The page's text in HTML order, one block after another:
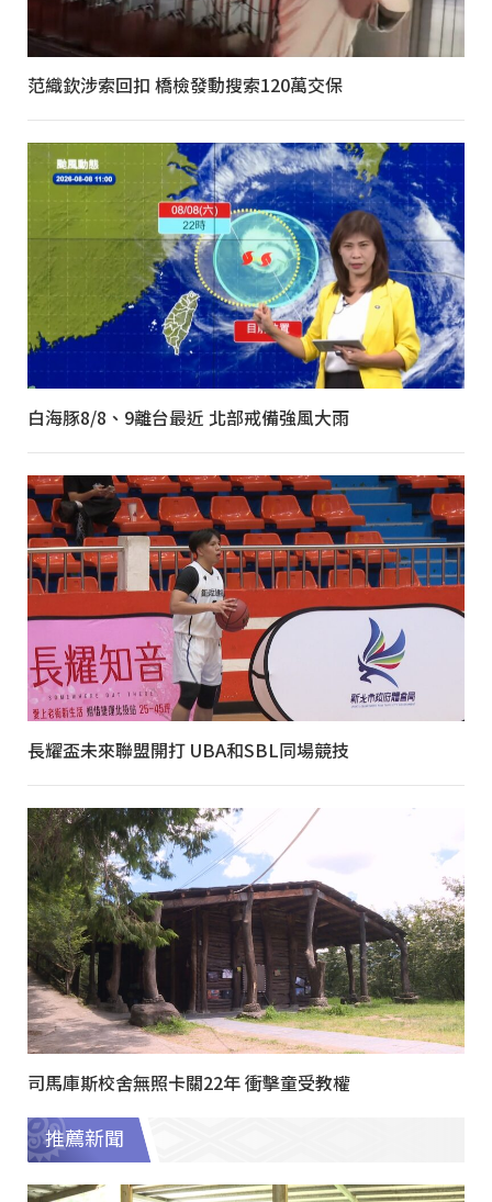
范織欽涉索回扣 橋檢發動搜索120萬交保
白海豚8/8、9離台最近 北部戒備強風大雨
長耀盃未來聯盟開打 UBA和SBL同場競技
司馬庫斯校舍無照卡關22年 衝擊童受教權
推薦新聞